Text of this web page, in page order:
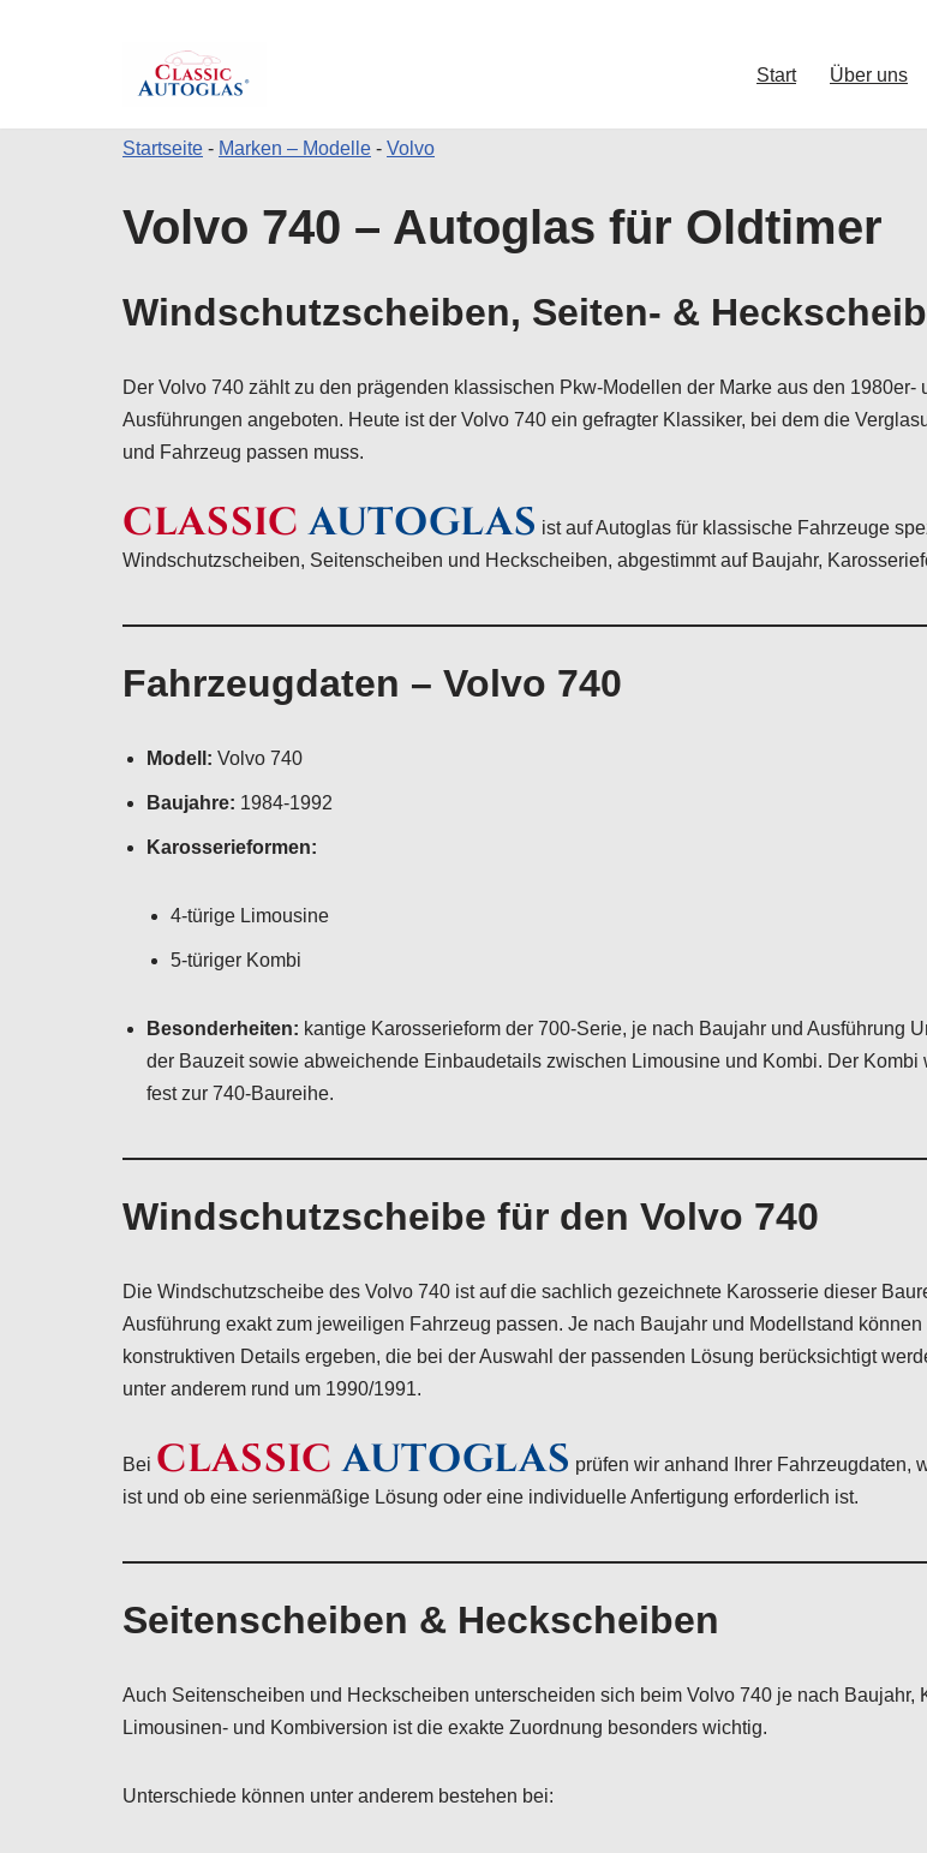
Start Über uns
Startseite - Marken – Modelle - Volvo
Volvo 740 – Autoglas für Oldtimer
Windschutzscheiben, Seiten- &
Der Volvo 740 zählt zu den prägenden klassischen Pkw-Modellen der Marke aus den
Ausführungen angeboten. Heute ist der Volvo 740 ein gefragter Klassiker, bei dem die
und Fahrzeug passen muss.
CLASSIC AUTOGLAS ist auf Autoglas für klassische Fahrzeuge
Windschutzscheiben, Seitenscheiben und Heckscheiben, abgestimmt auf Baujahr,
Fahrzeugdaten – Volvo 740
Modell: Volvo 740
Baujahre: 1984-1992
Karosserieformen:
4-türige Limousine
5-türiger Kombi
Besonderheiten: kantige Karosserieform der 700-Serie, je nach Baujahr und Ausführung
der Bauzeit sowie abweichende Einbaudetails zwischen Limousine und Kombi. Der
fest zur 740-Baureihe.
Windschutzscheibe für den Volvo 740
Die Windschutzscheibe des Volvo 740 ist auf die sachlich gezeichnete Karosserie dieser
Ausführung exakt zum jeweiligen Fahrzeug passen. Je nach Baujahr und Modellstand
konstruktiven Details ergeben, die bei der Auswahl der passenden Lösung berücksichtigt
unter anderem rund um 1990/1991.
Bei CLASSIC AUTOGLAS prüfen wir anhand Ihrer Fahrzeugdaten,
ist und ob eine serienmäßige Lösung oder eine individuelle Anfertigung erforderlich ist.
Seitenscheiben & Heckscheiben
Auch Seitenscheiben und Heckscheiben unterscheiden sich beim Volvo 740 je nach
Limousinen- und Kombiversion ist die exakte Zuordnung besonders wichtig.
Unterschiede können unter anderem bestehen bei: